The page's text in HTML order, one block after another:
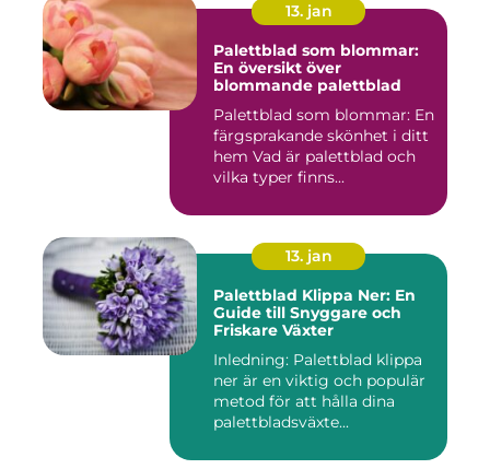
13. jan
Palettblad som blommar:
En översikt över
blommande palettblad
Palettblad som blommar: En
färgsprakande skönhet i ditt
hem Vad är palettblad och
vilka typer finns...
13. jan
Palettblad Klippa Ner: En
Guide till Snyggare och
Friskare Växter
Inledning: Palettblad klippa
ner är en viktig och populär
metod för att hålla dina
palettbladsväxte...